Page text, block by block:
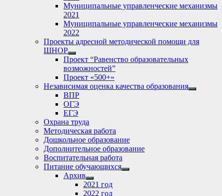
Муниципальные управленческие механизмы
2021
Муниципальные управленческие механизмы
2022
Проекты адресной методической помощи для
ШНОР
Show
sub
menu
Проект “Равенство образовательных
возможностей”
Проект «500+»
Независимая оценка качества образования
Show
ВПР
ОГЭ
ЕГЭ
Охрана труда
Методическая работа
Дошкольное образование
Дополнительное образование
Воспитательная работа
Питание обучающихся
Show
Архив
Show
sub
2021 год
2022 год